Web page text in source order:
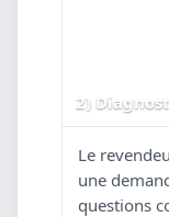
2)
Le
une
questions